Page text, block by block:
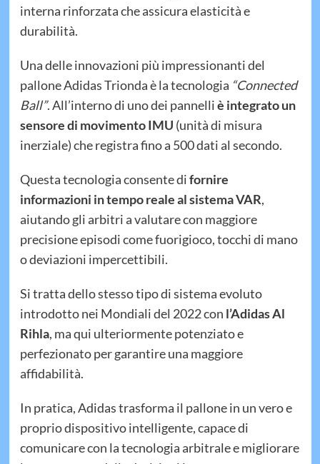
interna rinforzata che assicura elasticità e
durabilità.
Una delle innovazioni più impressionanti del
pallone Adidas Trionda è la tecnologia “Connected
Ball”. All’interno di uno dei pannelliè integrato un
sensore di movimento IMU (unità di misura
inerziale) che registra fino a 500 dati al secondo.
Questa tecnologia consente difornire
informazioni in tempo reale al sistema VAR,
aiutando gli arbitri a valutare con maggiore
precisione episodi come fuorigioco, tocchi di mano
o deviazioni impercettibili.
Si tratta dello stesso tipo di sistema evoluto
introdotto nei Mondiali del 2022 con l’Adidas Al
Rihla, ma qui ulteriormente potenziato e
perfezionato per garantire una maggiore
affidabilità.
In pratica, Adidas trasforma il pallone in un vero e
proprio dispositivo intelligente, capace di
comunicare con la tecnologia arbitrale e migliorare